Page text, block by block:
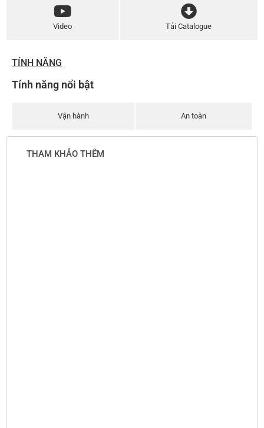
Video Tải Catalogue
TÍNH NĂNG
Tính năng nổi bật
Vận hành An toàn
THAM KHẢO THÊM